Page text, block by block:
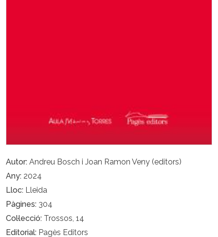
Autor Andreu Bosch i Joan Ramon Veny (editors)
Any 2024
Lloc Lleida
Pàgines 304
Col·lecció Trossos, 14
Editorial Pagès Editors